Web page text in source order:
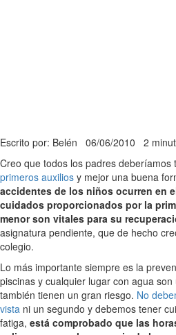
Escrito por: Belén 06/06/2010 2
Creo que todos los padres deberíamos
primeros auxilios y mejor una buena
accidentes de los niños ocurren en
cuidados proporcionados por la
menor son vitales para su
asignatura pendiente, que de hecho
colegio.
Lo más importante siempre es la
piscinas y cualquier lugar con agua
también tienen un gran riesgo. No
vista ni un segundo y debemos tener
fatiga, está comprobado que las